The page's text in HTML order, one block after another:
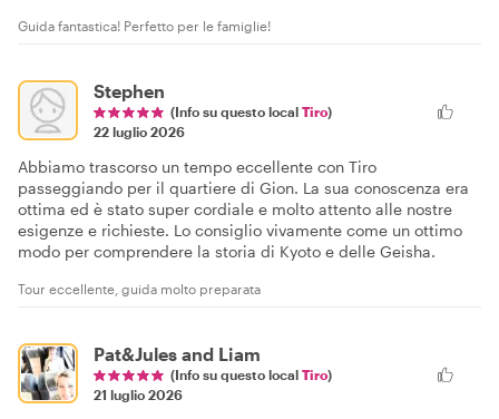
Guida fantastica! Perfetto per le famiglie!
Stephen
(Info su questo local Tiro)
22 luglio 2026
Abbiamo trascorso un tempo eccellente con Tiro
passeggiando per il quartiere di Gion. La sua conoscenza era
ottima ed è stato super cordiale e molto attento alle nostre
esigenze e richieste. Lo consiglio vivamente come un ottimo
modo per comprendere la storia di Kyoto e delle Geisha.
Tour eccellente, guida molto preparata
Pat&Jules and Liam
(Info su questo local Tiro)
21 luglio 2026